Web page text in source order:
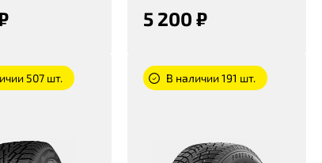
5 200 ₽
507 шт. В наличии 191 шт.